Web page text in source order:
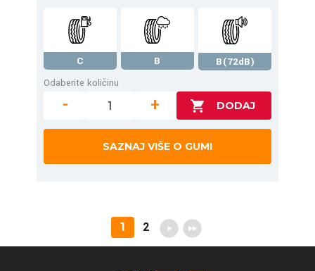
C B
B(72dB)
Odaberite količinu
- +
SAZNAJ VIŠE O GUMI
1 2